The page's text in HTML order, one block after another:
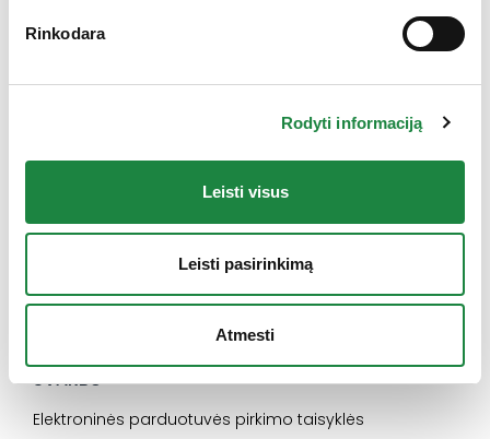
Rinkodara
Rodyti informaciją
Leisti visus
Leisti pasirinkimą
Atmesti
Naujienos
Konsultacija
SVARBU
Elektroninės parduotuvės pirkimo taisyklės